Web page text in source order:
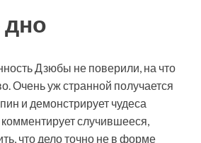
Дзюбы не поверили, на что
Очень уж странной получается
и демонстрирует чудеса
случившееся,
что дело точно не в форме